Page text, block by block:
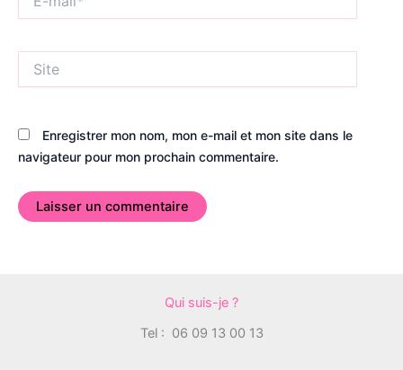
mail*
Enregistrer mon nom, mon e-mail et mon site dans le
navigateur pour mon prochain commentaire.
Qui suis-je ?
Tel : 06 09 13 00 13